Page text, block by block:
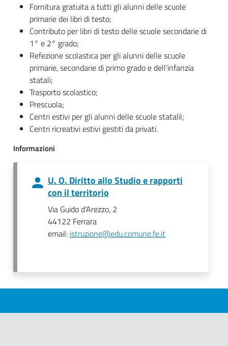
Fornitura gratuita a tutti gli alunni delle scuole
primarie dei libri di testo;
Contributo per libri di testo delle scuole secondarie di
1° e 2° grado;
Refezione scolastica per gli alunni delle scuole
primarie, secondarie di primo grado e dell’infanzia
statali;
Trasporto scolastico;
Prescuola;
Centri estivi per gli alunni delle scuole statalil;
Centri ricreativi estivi gestiti da privati.
Informazioni
U. O. Diritto allo Studio e rapporti
con il territorio
Via Guido d'Arezzo, 2
44122 Ferrara
email: istruzione@edu.comune.fe.it